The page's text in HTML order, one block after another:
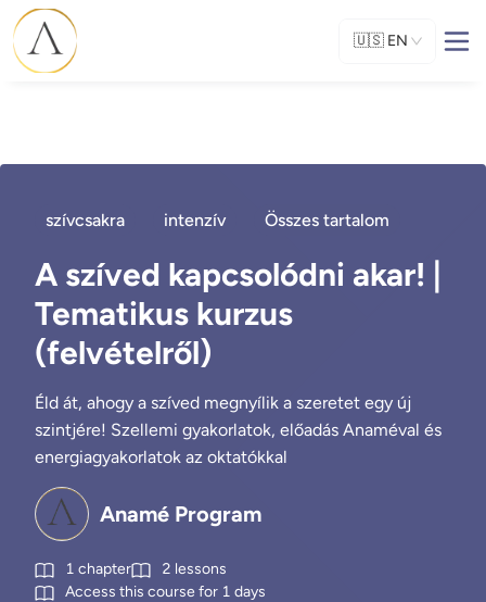
🇺🇸 EN
szívcsakra intenzív Összes tartalom
A szíved kapcsolódni akar! |
Tematikus kurzus
(felvételről)
Éld át, ahogy a szíved megnyílik a szeretet egy új
szintjére! Szellemi gyakorlatok, előadás Anaméval és
energiagyakorlatok az oktatókkal
Anamé Program
1 chapter 2 lessons
Access this course for 1 days